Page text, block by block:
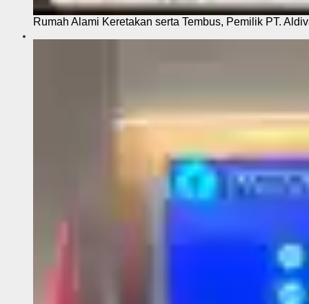
Rumah Alami Keretakan serta Tembus, Pemilik PT.